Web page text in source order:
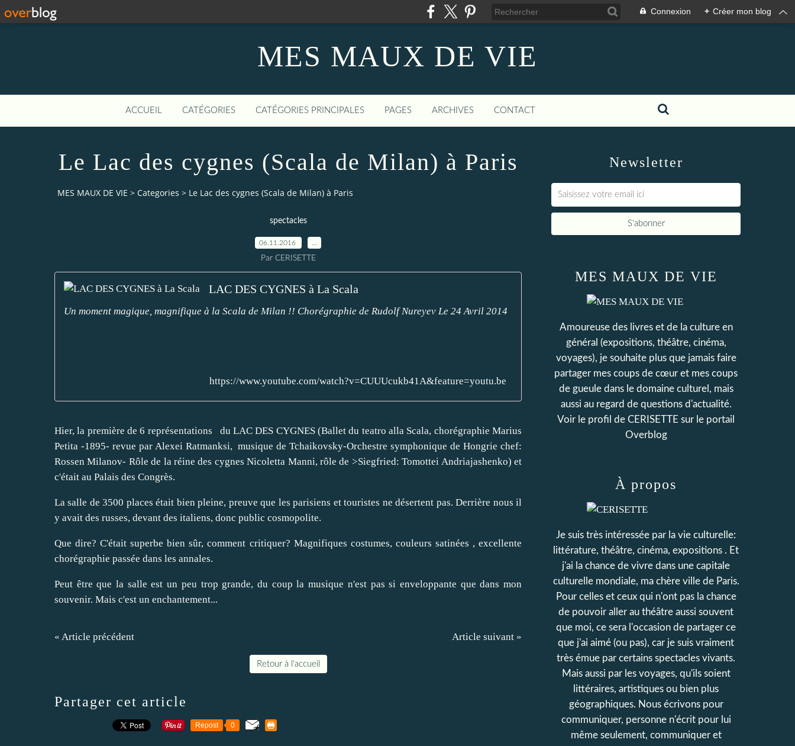
Connexion + Créer mon blog
MES MAUX DE VIE
ACCUEIL CATÉGORIES CATÉGORIES PRINCIPALES PAGES ARCHIVES CONTACT
Le Lac des cygnes (Scala de Milan) à Paris
MES MAUX DE VIE > Categories > Le Lac des cygnes (Scala de Milan) à Paris
spectacles
06.11.2016
Par CERISETTE
LAC DES CYGNES à La Scala
Un moment magique, magnifique à la Scala de Milan !! Chorégraphie de Rudolf Nureyev Le 24 Avril 2014
https://www.youtube.com/watch?v=CUUUcukb41A&feature=youtu.be
Hier, la première de 6 représentations du LAC DES CYGNES (Ballet du teatro alla Scala, chorégraphie Marius
Petita -1895- revue par Alexei Ratmanksi, musique de Tchaikovsky-Orchestre symphonique de Hongrie chef:
Rossen Milanov- Rôle de la réine des cygnes Nicoletta Manni, rôle de >Siegfried: Tomottei Andriajashenko) et
c'était au Palais des Congrès.
La salle de 3500 places était bien pleine, preuve que les parisiens et touristes ne désertent pas. Derrière nous il
y avait des russes, devant des italiens, donc public cosmopolite.
Que dire? C'était superbe bien sûr, comment critiquer? Magnifiques costumes, couleurs satinées , excellente
chorégraphie passée dans les annales.
Peut être que la salle est un peu trop grande, du coup la musique n'est pas si enveloppante que dans mon
souvenir. Mais c'est un enchantement...
« Article précédent Article suivant »
Retour à l'accueil
Partager cet article
Repost 0
Newsletter
MES MAUX DE VIE
Amoureuse des livres et de la culture en
général (expositions, théâtre, cinéma,
voyages), je souhaite plus que jamais faire
partager mes coups de cœur et mes coups
de gueule dans le domaine culturel, mais
aussi au regard de questions d'actualité.
Voir le profil de CERISETTE sur le portail
Overblog
À propos
Je suis très intéressée par la vie culturelle:
littérature, théâtre, cinéma, expositions . Et
j'ai la chance de vivre dans une capitale
culturelle mondiale, ma chère ville de Paris.
Pour celles et ceux qui n'ont pas la chance
de pouvoir aller au théâtre aussi souvent
que moi, ce sera l'occasion de partager ce
que j'ai aimé (ou pas), car je suis vraiment
très émue par certains spectacles vivants.
Mais aussi par les voyages, qu'ils soient
littéraires, artistiques ou bien plus
géographiques. Nous écrivons pour
communiquer, personne n'écrit pour lui
même seulement, communiquer et